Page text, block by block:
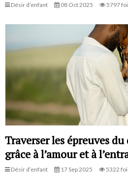
Désir d’enfant 08 Oct 2025 5797
Traverser les épreuves du
grâce à l’amour et à
Désir d’enfant 17 Sep 2025 5322